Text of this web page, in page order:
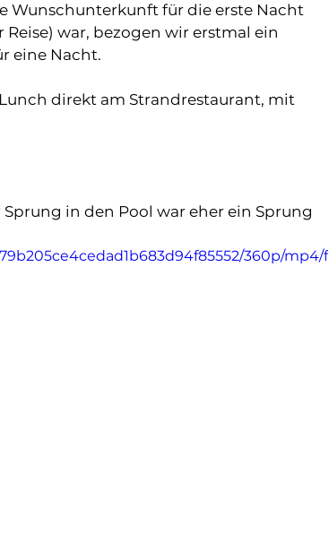
Wunschunterkunft für die erste Nacht
war, bezogen wir erstmal ein
eine Nacht.
direkt am Strandrestaurant, mit
in den Pool war eher ein Sprung
360p/mp4/f